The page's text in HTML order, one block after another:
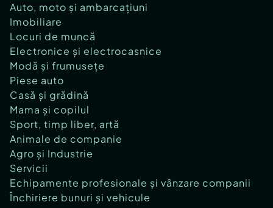
Auto, moto și ambarcațiuni
Imobiliare
Locuri de muncă
Electronice și electrocasnice
Modă și frumusețe
Piese auto
Casă și grădină
Mama și copilul
Sport, timp liber, artă
Animale de companie
Agro și Industrie
Servicii
Echipamente profesionale și vânzare companii
Închiriere bunuri și vehicule